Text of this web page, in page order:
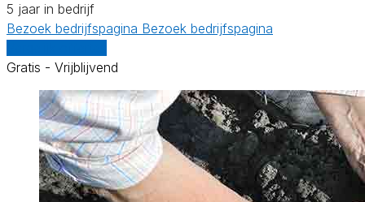
5 jaar in bedrijf
Bezoek bedrijfspagina Bezoek bedrijfspagina
Gratis - Vrijblijvend